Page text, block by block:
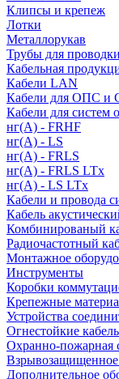
Клипсы и крепеж
Лотки
Металлорукав
Трубы для
Кабельная
Кабели LAN
Кабели для ОПС и
Кабели для систем
нг(A) - FRHF
нг(A) - LS
нг(А) - FRLS
нг(А) - FRLS LTx
нг(А) - LS LTx
Кабели и провода
Кабель
Комбинированый
Радиочастотный
Монтажное
Инструменты
Коробки
Крепежные
Устройства
Огнестойкие
Охранно-пожарная
Взрывозащищенное
Дополнительное